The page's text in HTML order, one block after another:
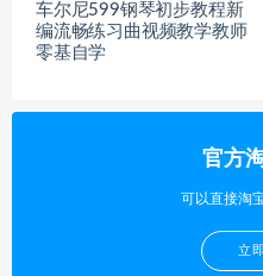
车尔尼599钢琴初步教程新
编流畅练习曲视频教学教师
零基自学
官方
可以直接淘
立